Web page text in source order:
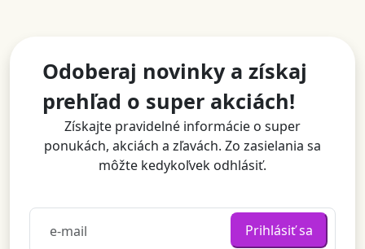
Odoberaj novinky a získaj
prehľad o super akciách!
Získajte pravidelné informácie o super
ponukách, akciách a zľavách. Zo zasielania sa
môžte kedykoľvek odhlásiť.
Prihlásiť sa